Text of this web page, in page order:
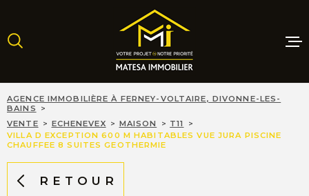
la
recherche
menu
principal
contenu
MAISONS
AGENCE IMMOBILIÈRE À FERNEY-VOLTAIRE, DIVONNE-LES-
BAINS
VENTE
ECHENEVEX MAISON
T11
VILLA D EXCEPTION 600 M HABITABLES VUE JURA PISCINE
CHAUFFEE 8 SUITES GEOTHERMIE
RETOUR